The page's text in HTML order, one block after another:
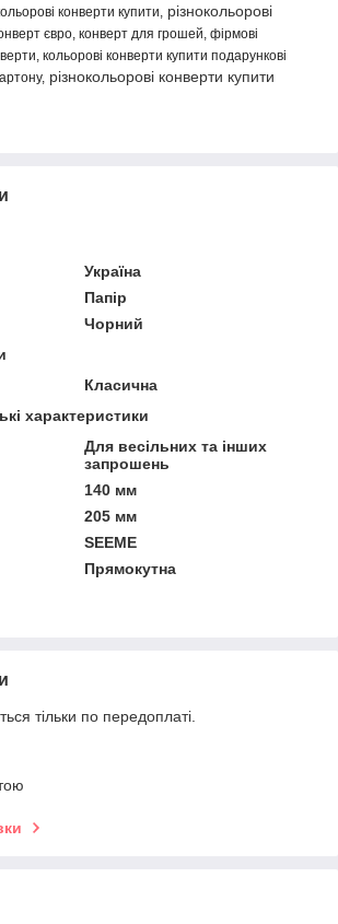
конверти купити,
різнокольорові
євро, конверт для грошей, фірмові
кольорові конверти купити подарункові
різнокольорові конверти купити
Україна
Папір
Чорний
Класична
характеристики
Для весільних та інших
запрошень
140 мм
205 мм
SEEME
Прямокутна
тільки по передоплаті.